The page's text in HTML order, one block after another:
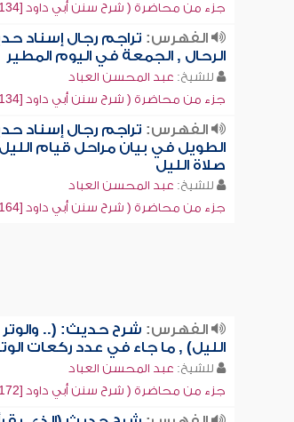
جزء من محاضرة ( شرح سنن أبي داود [134])
الفهرس: تراجم رجال إسناد
الرحال , الجمعة في اليوم المطير
للشيخ: عبد المحسن العباد
جزء من محاضرة ( شرح سنن أبي داود [134])
الفهرس: تراجم رجال إسناد
الطويل في بيان مراحل قيام
صلاة الليل
للشيخ: عبد المحسن العباد
جزء من محاضرة ( شرح سنن أبي داود [164])
الفهرس: شرح حديث: (..
الليل) , ما جاء في عدد ركعات
للشيخ: عبد المحسن العباد
جزء من محاضرة ( شرح سنن أبي داود [172])